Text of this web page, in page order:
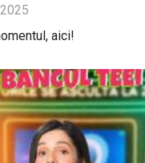
aici!